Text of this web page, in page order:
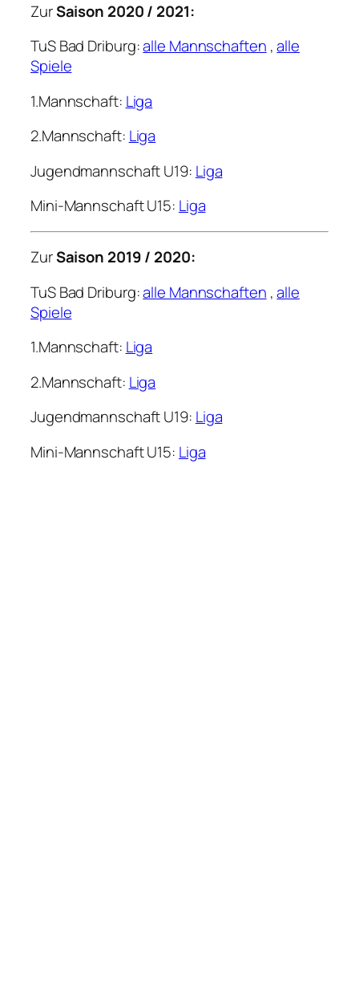
ZurSaison 2020 / 2021:
TuS Bad Driburg:alle Mannschaften ,alle
Spiele
1.Mannschaft: Liga
2.Mannschaft: Liga
Jugendmannschaft U19: Liga
Mini-Mannschaft U15: Liga
ZurSaison 2019 / 2020:
TuS Bad Driburg:alle Mannschaften ,alle
Spiele
1.Mannschaft: Liga
2.Mannschaft: Liga
Jugendmannschaft U19: Liga
Mini-Mannschaft U15: Liga